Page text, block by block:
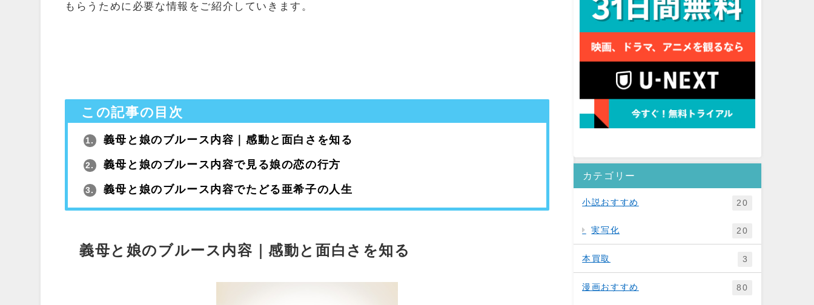
もらうために必要な情報をご紹介していきます。
この記事の目次
1. 義母と娘のブルース内容｜感動と面白さを知る
2. 義母と娘のブルース内容で見る娘の恋の行方
3. 義母と娘のブルース内容でたどる亜希子の人生
義母と娘のブルース内容｜感動と面白さを知る
カテゴリー
小説おすすめ 20
実写化 20
本買取 3
漫画おすすめ 80